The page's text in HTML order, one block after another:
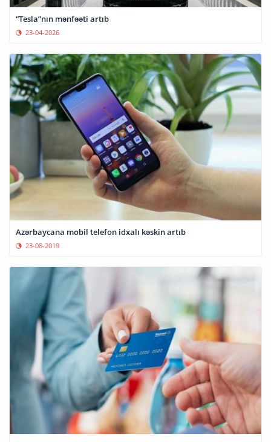
“Tesla”nın mənfəəti artıb
23-04-2026
Azərbaycana mobil telefon idxalı kəskin artıb
23-08-2019